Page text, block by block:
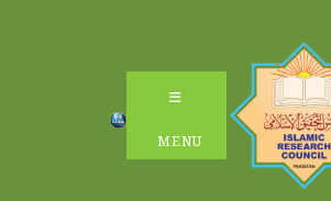
MENU